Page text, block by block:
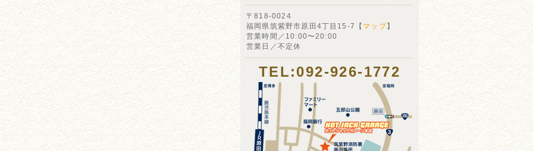
〒818-0024
福岡県筑紫野市原田4丁目15-7【 マップ】
営業時間／10:00〜20:00
営業日／不定休
TEL:092-926-1772